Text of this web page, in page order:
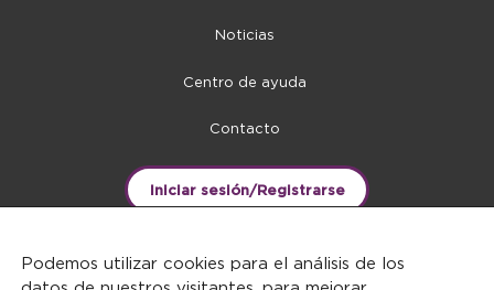
Noticias
Centro de ayuda
Contacto
Iniciar sesión/Registrarse
Podemos utilizar cookies para el análisis de los